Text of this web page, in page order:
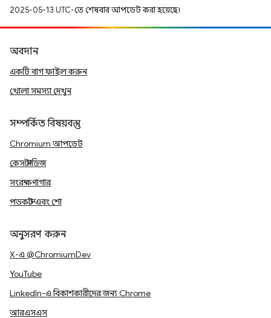
2025-05-13 UTC-তে শেষবার আপডেট করা হয়েছে।
অবদান
একটি বাগ ফাইল করুন
খোলা সমস্যা দেখুন
সম্পর্কিত বিষয়বস্তু
Chromium আপডেট
কেস স্টাডিজ
সংরক্ষণাগার
পডকাস্ট এবং শো
অনুসরণ করুন
X-এ @ChromiumDev
YouTube
LinkedIn-এ বিকাশকারীদের জন্য Chrome
আরএসএস